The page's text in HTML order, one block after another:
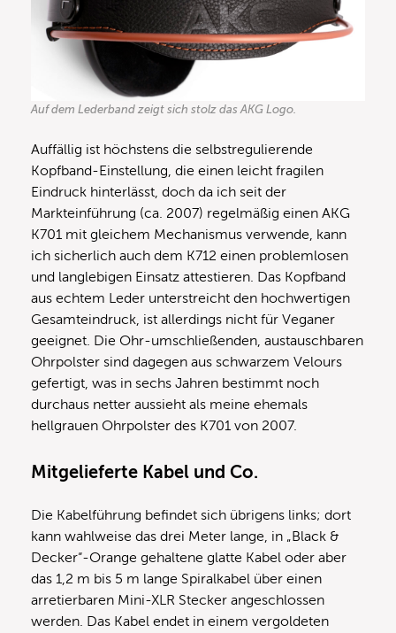
Auf dem Lederband zeigt sich stolz das AKG Logo.
Auffällig ist höchstens die selbstregulierende
Kopfband-Einstellung, die einen leicht fragilen
Eindruck hinterlässt, doch da ich seit der
Markteinführung (ca. 2007) regelmäßig einen AKG
K701 mit gleichem Mechanismus verwende, kann
ich sicherlich auch dem K712 einen problemlosen
und langlebigen Einsatz attestieren. Das Kopfband
aus echtem Leder unterstreicht den hochwertigen
Gesamteindruck, ist allerdings nicht für Veganer
geeignet. Die Ohr-umschließenden, austauschbaren
Ohrpolster sind dagegen aus schwarzem Velours
gefertigt, was in sechs Jahren bestimmt noch
durchaus netter aussieht als meine ehemals
hellgrauen Ohrpolster des K701 von 2007.
Mitgelieferte Kabel und Co.
Die Kabelführung befindet sich übrigens links; dort
kann wahlweise das drei Meter lange, in „Black &
Decker“-Orange gehaltene glatte Kabel oder aber
das 1,2 m bis 5 m lange Spiralkabel über einen
arretierbaren Mini-XLR Stecker angeschlossen
werden. Das Kabel endet in einem vergoldeten